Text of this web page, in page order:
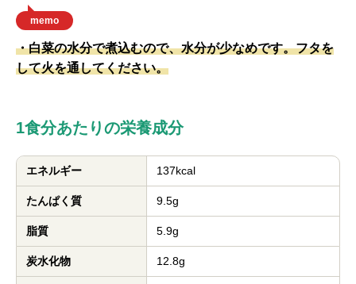
memo
・白菜の水分で煮込むので、水分が少なめです。フタを
して火を通してください。
1食分あたりの栄養成分
エネルギー 137kcal
たんぱく質 9.5g
脂質 5.9g
炭水化物 12.8g